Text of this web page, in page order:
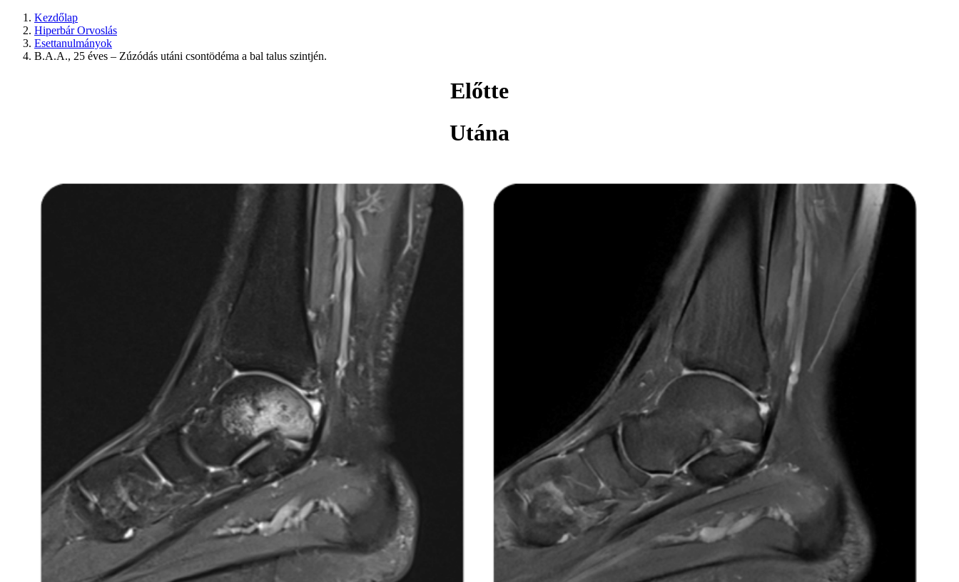
Kezdőlap
Hiperbár Orvoslás
Esettanulmányok
B.A.A., 25 éves – Zúzódás utáni csontödéma a bal talus szintjén.
Előtte
Utána